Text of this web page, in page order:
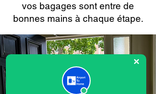
vos bagages sont entre de
bonnes mains à chaque étape.